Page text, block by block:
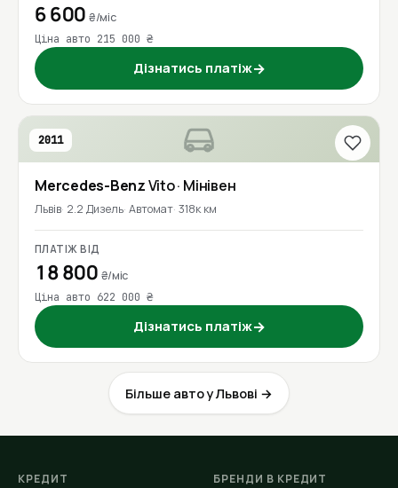
6 600₴/міс
Ціна авто 215 000 ₴
Дізнатись платіж→
2011
Mercedes-BenzVito· Мінівен
Львів 2.2 Дизель Автомат 318к км
ПЛАТІЖ ВІД
18 800 ₴/міс
Ціна авто 622 000 ₴
Дізнатись платіж→
Більше авто у Львові →
КРЕДИТ БРЕНДИ В КРЕДИТ